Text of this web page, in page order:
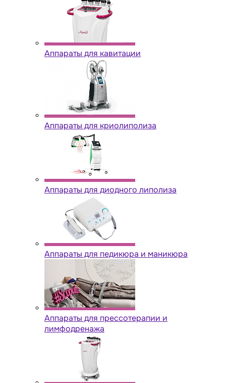
Аппараты для кавитации
Аппараты для криолиполиза
Аппараты для диодного липолиза
Аппараты для педикюра и маникюра
Аппараты для прессотерапии и
лимфодренажа